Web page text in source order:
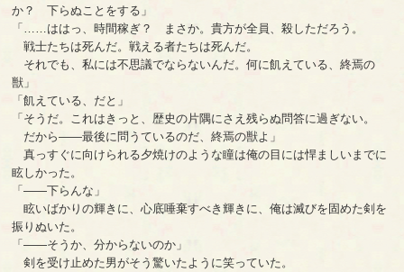
か？ 下らぬことをする」
「……ははっ、時間稼ぎ？ まさか。貴方が全員、殺しただろう。
戦士たちは死んだ。戦える者たちは死んだ。
それでも、私には不思議でならないんだ。何に飢えている、終焉の
獣」
「飢えている、だと」
「そうだ。これはきっと、歴史の片隅にさえ残らぬ問答に過ぎない。
だから――最後に問うているのだ、終焉の獣よ」
真っすぐに向けられる夕焼けのような瞳は俺の目には悍ましいまでに
眩しかった。
「――下らんな」
眩いばかりの輝きに、心底唾棄すべき輝きに、俺は滅びを固めた剣を
振りぬいた。
「――そうか、分からないのか」
剣を受け止めた男がそう驚いたように笑っていた。